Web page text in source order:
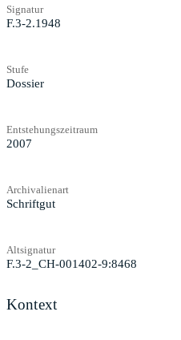
Signatur
F.3-2.1948
Stufe
Dossier
Entstehungszeitraum
2007
Archivalienart
Schriftgut
Altsignatur
F.3-2_CH-001402-9:8468
Kontext